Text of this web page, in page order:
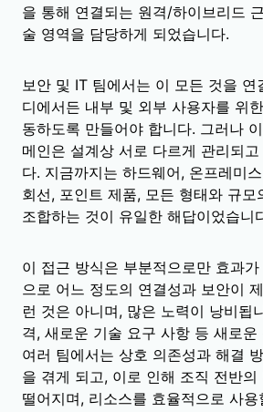
을 통해 연결되는 원격/하이브리드
술 영역을 담당하게 되었습니다.
보안 및 IT 팀에서는 이 모든 것을 연
디에서든 내부 및 외부 사용자를 위
동하도록 만들어야 합니다. 그러나
메인은 설계상 서로 다르게 관리되
다. 지금까지는 하드웨어, 온프레미
회선, 포인트 제품, 모든 형태와 규모
조합하는 것이 유일한 해답이었습니
이 접근 방식은 부분적으로만 효과
으로 어느 정도의 연결성과 보안이
런 것은 아니며, 많은 노력이 낭비됩
격, 새로운 기술 요구 사항 등 새로운
여러 팀에서는 상호 의존성과 해결
을 겪게 되고, 이로 인해 조직 전반의
떨어지며, 리소스를 효율적으로 사